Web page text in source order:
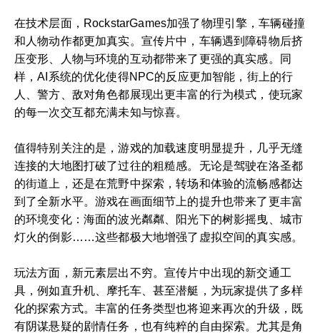
在技术层面，RockstarGames加强了物理引擎，车辆碰撞
和人物动作都更加真实。宣传片中，车辆遇到障碍物后挤
压变形、人物与环境的互动都带来了更强的真实感。同
样，AI系统的优化使得NPC的反应更加智能，街上的行
人、警方、敌对角色都展现出更丰富的行为模式，使玩家
的每一次交互都充满未知与惊喜。
值得特别关注的是，游戏的加载速度明显提升，几乎无缝
连接的大地图打破了过往的粗糙感。无论是驾驶在洛圣都
的街道上，还是在荒野中探索，转场和体验的流畅感都达
到了全新水平。游戏在画面细节上的提升也带来了更丰富
的环境变化：海面的波光粼粼、阳光下的树影摇曳、城市
灯火的倒影……这些都极大地增强了虚拟空间的真实感。
玩法方面，新元素层出不穷。宣传片中出现的新交通工
具，例如直升机、摩托车、甚至潜艇，为玩家提供了多样
化的探索方式。丰富的任务类型也将迎来再次的升级，既
有阴谋悬疑的剧情任务，也有纯粹的自由探索。尤其是角